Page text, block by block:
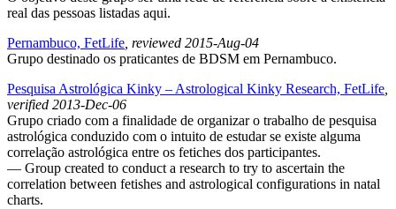
real das pessoas listadas aqui.
Pernambuco, FetLife , reviewed 2015-Aug-04
Grupo destinado os praticantes de BDSM em Pernambuco.
Pesquisa Astrológica Kinky – Astrological Kinky Research, FetLife
verified 2013-Dec-06
Grupo criado com a finalidade de organizar o trabalho de pesquisa
astrológica conduzido com o intuito de estudar se existe alguma
correlação astrológica entre os fetiches dos participantes.
— Group created to conduct a research to try to ascertain the
correlation between fetishes and astrological configurations in natal
charts.